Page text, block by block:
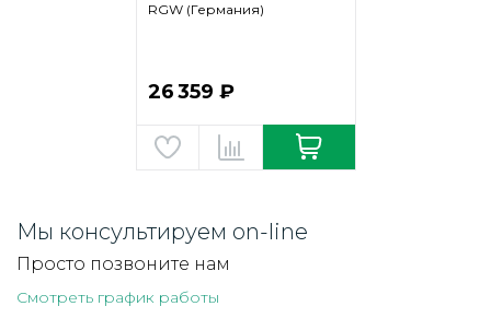
RGW (Германия)
26 359 ₽
Мы консультируем on-line
Просто позвоните нам
Смотреть график работы